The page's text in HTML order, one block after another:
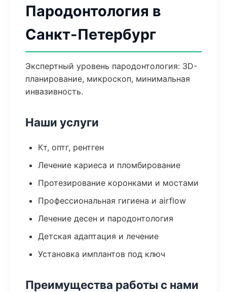
Пародонтология в
Санкт-Петербург
Экспертный уровень пародонтология: 3D-
планирование, микроскоп, минимальная
инвазивность.
Наши услуги
Кт, оптг, рентген
Лечение кариеса и пломбирование
Протезирование коронками и мостами
Профессиональная гигиена и airflow
Лечение десен и пародонтология
Детская адаптация и лечение
Установка имплантов под ключ
Преимущества работы с нами